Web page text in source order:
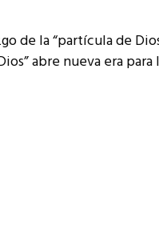
de la “partícula de
abre nueva era para